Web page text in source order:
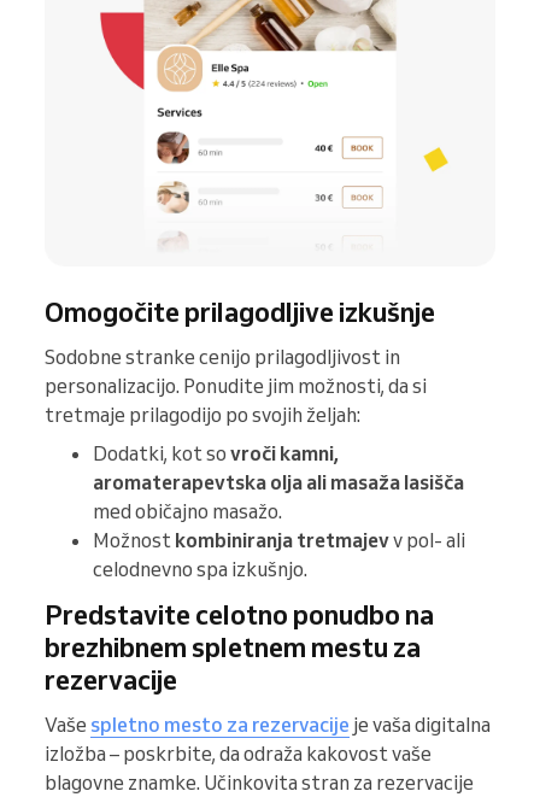
Omogočite prilagodljive izkušnje
Sodobne stranke cenijo prilagodljivost in
personalizacijo. Ponudite jim možnosti, da si
tretmaje prilagodijo po svojih željah:
Dodatki, kot so vroči kamni,
aromaterapevtska olja ali masaža lasišča
med običajno masažo.
Možnost kombiniranja tretmajevv pol- ali
celodnevno spa izkušnjo.
Predstavite celotno ponudbo na
brezhibnem spletnem mestu za
rezervacije
Vaše spletno mesto za rezervacije je vaša digitalna
izložba – poskrbite, da odraža kakovost vaše
blagovne znamke. Učinkovita stran za rezervacije